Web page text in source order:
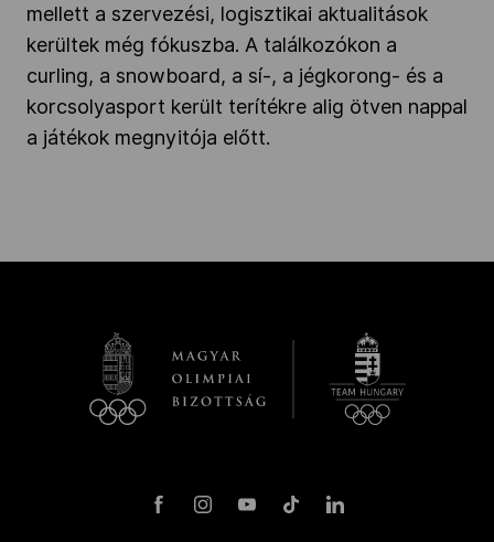
mellett a szervezési, logisztikai aktualitások
kerültek még fókuszba. A találkozókon a
curling, a snowboard, a sí-, a jégkorong- és a
korcsolyasport került terítékre alig ötven nappal
a játékok megnyitója előtt.